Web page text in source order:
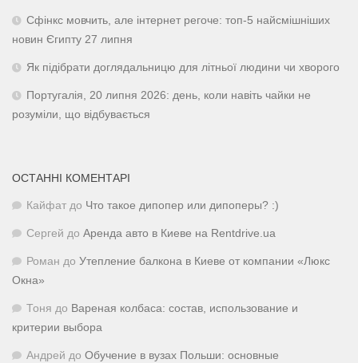
Сфінкс мовчить, але інтернет регоче: топ-5 найсмішніших
новин Єгипту 27 липня
Як підібрати доглядальницю для літньої людини чи хворого
Португалія, 20 липня 2026: день, коли навіть чайки не
розуміли, що відбувається
ОСТАННІ КОМЕНТАРІ
Кайфат до Что такое дипопер или дипоперы? :)
Сергей до Аренда авто в Киеве на Rentdrive.ua
Роман до Утепление балкона в Киеве от компании «Люкс
Окна»
Тоня до Вареная колбаса: состав, использование и
критерии выбора
Андрей до Обучение в вузах Польши: основные